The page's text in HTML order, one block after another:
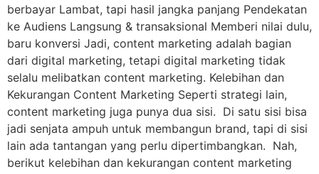
berbayar Lambat, tapi hasil jangka panjang Pendekatan
ke Audiens Langsung & transaksional Memberi nilai dulu,
baru konversi Jadi, content marketing adalah bagian
dari digital marketing, tetapi digital marketing tidak
selalu melibatkan content marketing. Kelebihan dan
Kekurangan Content Marketing Seperti strategi lain,
content marketing juga punya dua sisi. Di satu sisi bisa
jadi senjata ampuh untuk membangun brand, tapi di sisi
lain ada tantangan yang perlu dipertimbangkan. Nah,
berikut kelebihan dan kekurangan content marketing